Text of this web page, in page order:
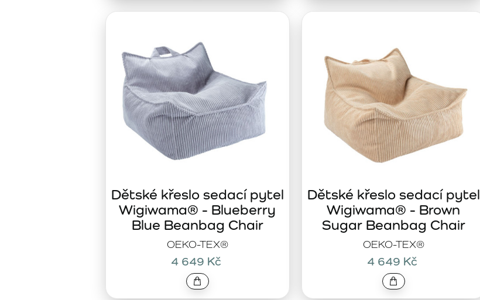
OEKO-TEX®
Dětské křeslo sedací pytel
Wigiwama® - Blueberry
Blue Beanbag Chair
4 649 Kč
OEKO-TEX®
Dětské křeslo sedací pytel
Wigiwama® - Brown
Sugar Beanbag Chair
4 649 Kč